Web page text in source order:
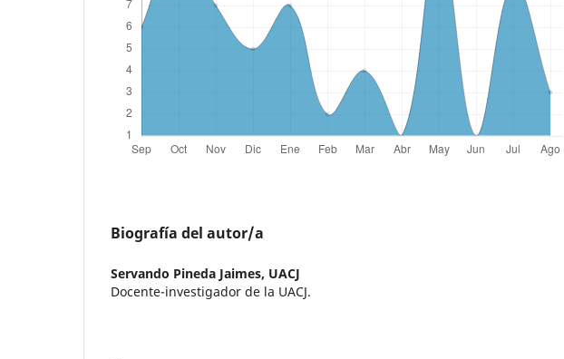
Biografía del autor/a
Servando Pineda Jaimes, UACJ
Docente-investigador de la UACJ.